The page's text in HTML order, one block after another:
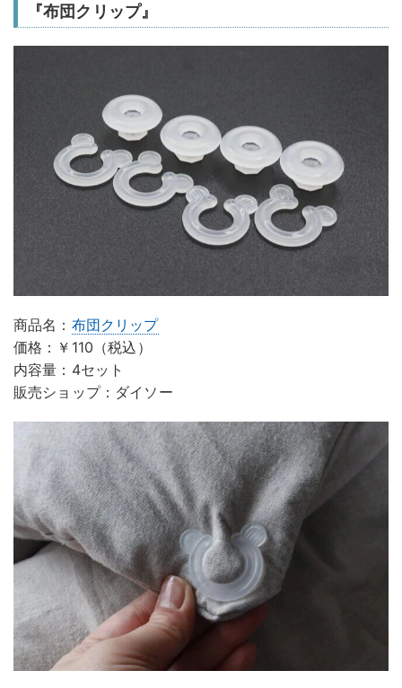
『布団クリップ』
商品名： 布団クリップ
価格：￥110（税込）
内容量：4セット
販売ショップ：ダイソー